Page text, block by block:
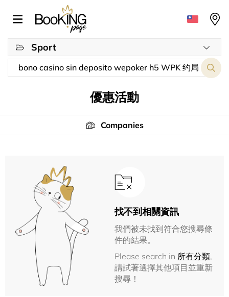
Sport
優惠活動
Companies
找不到相關資訊
我們被未找到符合您搜尋條
件的結果。
Please search in 所有分類,
請試著選擇其他項目並重新
搜尋！